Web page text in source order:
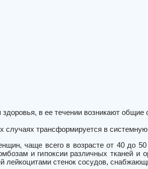
в ее течении возникают
случаях трансформируется в
чаще всего в возрасте от 40 до 50
и гипоксии различных тканей и
лейкоцитами стенок сосудов,